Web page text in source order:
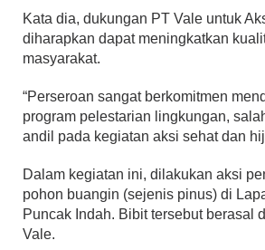
Kata dia, dukungan PT Vale untuk
diharapkan dapat meningkatkan
masyarakat.
“Perseroan sangat berkomitmen
program pelestarian lingkungan,
andil pada kegiatan aksi sehat dan
Dalam kegiatan ini, dilakukan aksi
pohon buangin (sejenis pinus) di
Puncak Indah. Bibit tersebut berasal
Vale.